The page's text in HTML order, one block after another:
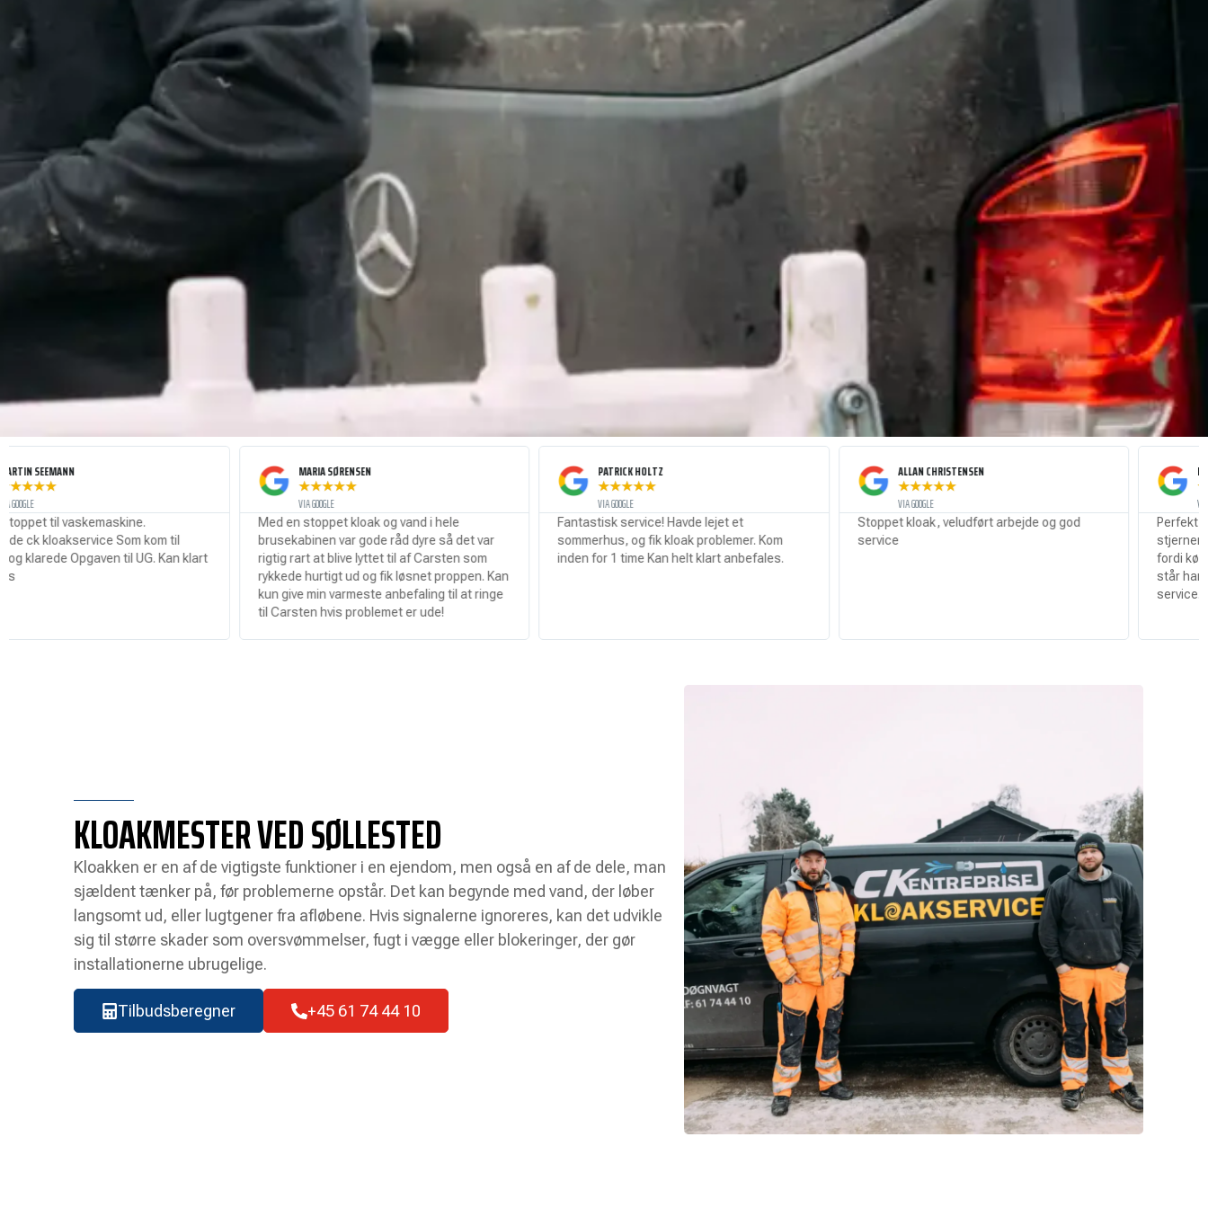
Som kom til
til UG. Kan klart
MARIA SØRENSEN
★★
Med en stoppet kloak og vand i hele
brusekabinen var gode råd dyre så det var
rigtig rart at blive lyttet til af Carsten som
rykkede hurtigt ud og fik løsnet proppen. Kan
kun give min varmeste anbefaling til at ringe
til Carsten hvis problemet er ude!
PATRICK HOLTZ
★★
Fantastisk service! Havde lejet et
sommerhus, og fik kloak problemer. Kom
inden for 1 time Kan helt klart anbefales.
ALLAN CHRISTENSEN
★★
Stoppet kloak, veludført arbejde og god
service
MATHIAS SEVERIN
★★
Perfekt udført arbejde!
stjerner så fik han det.
fordi køkkenvasken er
står han i indkørslen!
service. Dobbelt op på
KLOAKMESTER VED SØLLESTED
Kloakken er en af de vigtigste funktioner i en ejendom, men også en af de dele, man
sjældent tænker på, før problemerne opstår. Det kan begynde med vand, der løber
langsomt ud, eller lugtgener fra afløbene. Hvis signalerne ignoreres, kan det udvikle
sig til større skader som oversvømmelser, fugt i vægge eller blokeringer, der gør
installationerne ubrugelige.
Tilbudsberegner +45 61 74 44 10